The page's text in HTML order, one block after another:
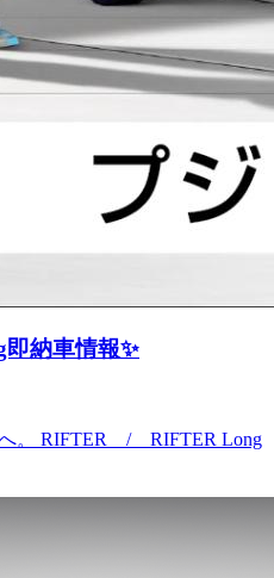
納車情報✨️
。 RIFTER / RIFTER Long